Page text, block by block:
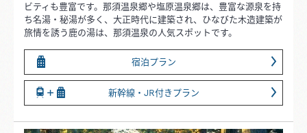
ビティも豊富です。那須温泉郷や塩原温泉郷は、豊富な源泉を持
ち名湯・秘湯が多く、大正時代に建築され、ひなびた木造建築が
旅情を誘う鹿の湯は、那須温泉の人気スポットです。
宿泊プラン
新幹線・JR付きプラン